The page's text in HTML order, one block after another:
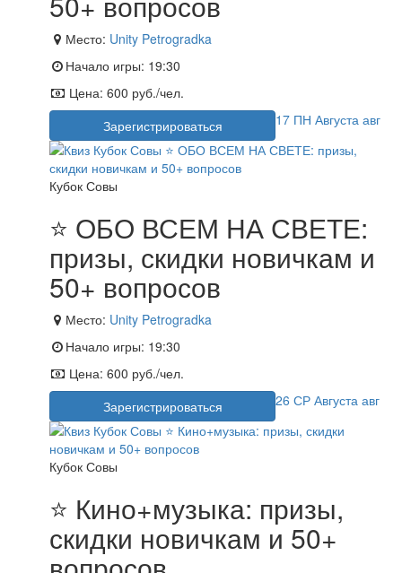
Место: Unity Petrogradka
Начало игры: 19:30
Цена: 600 руб./чел.
Зарегистрироваться
17 ПН Августа авг
Кубок Совы
⭐ ОБО ВСЕМ НА СВЕТЕ:
призы, скидки новичкам и
50+ вопросов
Место: Unity Petrogradka
Начало игры: 19:30
Цена: 600 руб./чел.
Зарегистрироваться
26 СР Августа авг
Кубок Совы
⭐ Кино+музыка: призы,
скидки новичкам и 50+